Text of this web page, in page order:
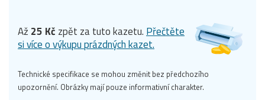
Až 25 Kč zpět za tuto kazetu. Přečtěte
si více o výkupu prázdných kazet.
Technické specifikace se mohou změnit bez předchozího
upozornění. Obrázky mají pouze informativní charakter.